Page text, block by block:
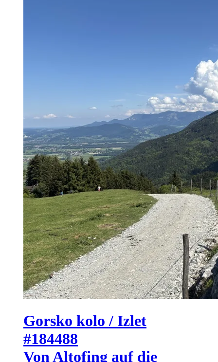
Gorsko kolo / Izlet
#184488
Von Altofing auf die